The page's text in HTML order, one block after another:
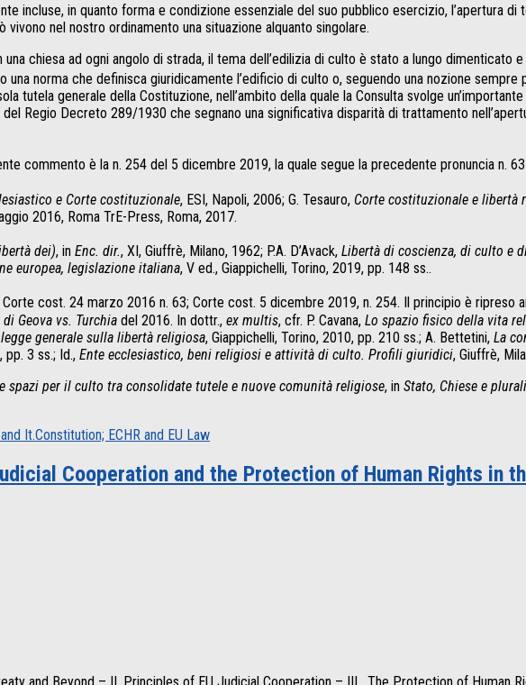
incluse, in quanto forma e condizione essenziale del suo pubblico esercizio, l’apertura di
nel nostro ordinamento una situazione alquanto singolare.
chiesa ad ogni angolo di strada, il tema dell’edilizia di culto è stato a lungo dimenticato
una norma che definisca giuridicamente l’edificio di culto o, seguendo una nozione
tutela generale della Costituzione, nell’ambito della quale la Consulta svolge
Regio Decreto 289/1930 che segnano una significativa disparità di trattamento
commento è la n. 254 del 5 dicembre 2019, la quale segue la precedente pronuncia n.
e Corte costituzionale, ESI, Napoli, 2006; G. Tesauro, Corte costituzionale e libertà
2016, Roma TrE-Press, Roma, 2017.
dei), in Enc. dir., XI, Giuffrè, Milano, 1962; P.A. D’Avack, Libertà di coscienza, di culto e
europea, legislazione italiana, V ed., Giappichelli, Torino, 2019, pp. 148 ss..
cost. 24 marzo 2016 n. 63; Corte cost. 5 dicembre 2019, n. 254. Il principio è ripreso
Geova vs. Turchia del 2016. In dottr., ex multis, cfr. P. Cavana, Lo spazio fisico della vita
generale sulla libertà religiosa, Giappichelli, Torino, 2010, pp. 210 ss.; A. Bettetini, La
pp. 3 ss.; Id., Ente ecclesiastico, beni religiosi e attività di culto. Profili giuridici, Giuffrè,
spazi per il culto tra consolidate tutele e nuove comunità religiose, in Stato, Chiese e
It.Constitution; ECHR and EU Law
Cooperation and the Protection of Human Rights in